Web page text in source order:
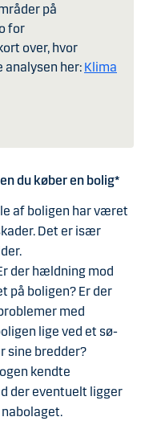
på
for
over, hvor
her: Klima
du køber en bolig*
af boligen har været
Det er især
der hældning mod
på boligen? Er der
med
lige ved et sø-
sine bredder?
kendte
der eventuelt ligger